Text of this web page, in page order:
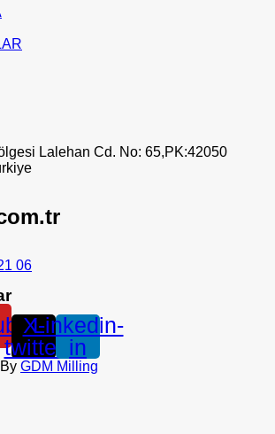
Lalehan Cd. No: 65,PK:42050
06
X-
twitter
Linkedin-
in
GDM Milling